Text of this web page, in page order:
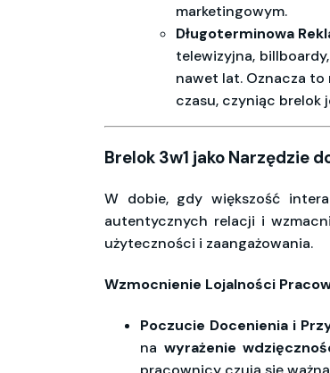
marketingowym.
Długoterminowa
telewizyjna,
nawet lat. Oznacza to
czasu, czyniąc brelok
Brelok 3w1 jako Narzędzie
W dobie, gdy większość
autentycznych relacji i
użyteczności i zaangażowania.
Wzmocnienie Lojalności
Poczucie Docenienia i
na wyrażenie